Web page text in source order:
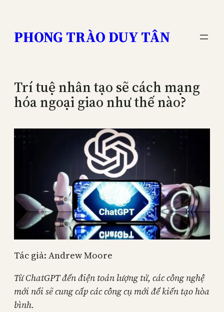
content
PHONG TRÀO DUY TÂN
Trí tuệ nhân tạo sẽ cách mạng
hóa ngoại giao như thế nào?
Tác giả: Andrew Moore
Từ ChatGPT đến điện toán lượng tử, các công nghệ
mới nổi sẽ cung cấp các công cụ mới để kiến tạo hòa
bình.